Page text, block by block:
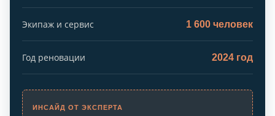
Экипаж и сервис 1 600 человек
Год реновации 2024 год
ИНСАЙД ОТ ЭКСПЕРТА